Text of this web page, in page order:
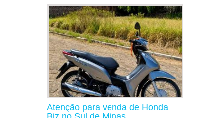
Atenção para venda de Honda
Biz no Sul de Minas